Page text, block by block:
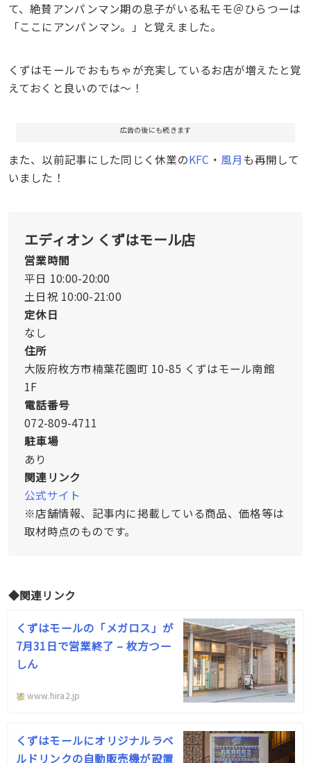
て、絶賛アンパンマン期の息子がいる私モモ＠ひらつーは
「ここにアンパンマン。」と覚えました。
くずはモールでおもちゃが充実しているお店が増えたと覚
えておくと良いのでは〜！
広告の後にも続きます
また、以前記事にした同じく休業のKFC ・ 風月 も再開して
いました！
エディオン くずはモール店
営業時間
平日 10:00-20:00
土日祝 10:00-21:00
定休日
なし
住所
大阪府枚方市楠葉花園町 10-85 くずはモール南館
1F
電話番号
072-809-4711
駐車場
あり
関連リンク
公式サイト
※店舗情報、記事内に掲載している商品、価格等は
取材時点のものです。
◆関連リンク
くずはモールの「メガロス」が
7月31日で営業終了 – 枚方つー
しん
www.hira2.jp
くずはモールにオリジナルラベ
ルドリンクの自動販売機が設置